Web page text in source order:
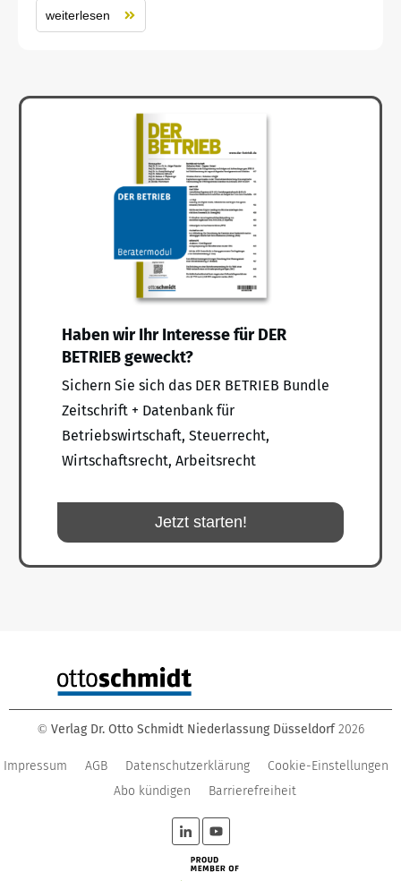
weiterlesen
Haben wir Ihr Interesse für DER
BETRIEB geweckt?
Sichern Sie sich das DER BETRIEB Bundle
Zeitschrift + Datenbank für
Betriebswirtschaft, Steuerrecht,
Wirtschaftsrecht, Arbeitsrecht
Jetzt starten!
© Verlag Dr. Otto Schmidt Niederlassung Düsseldorf 2026
Impressum AGB Datenschutzerklärung
Cookie-Einstellungen
Abo kündigen
Barrierefreiheit